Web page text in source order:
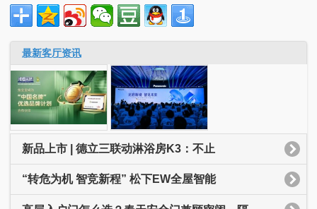
最新客厅资讯
新品上市 | 德立三联动淋浴房K3：不止
“转危为机 智竞新程” 松下EW全屋智能